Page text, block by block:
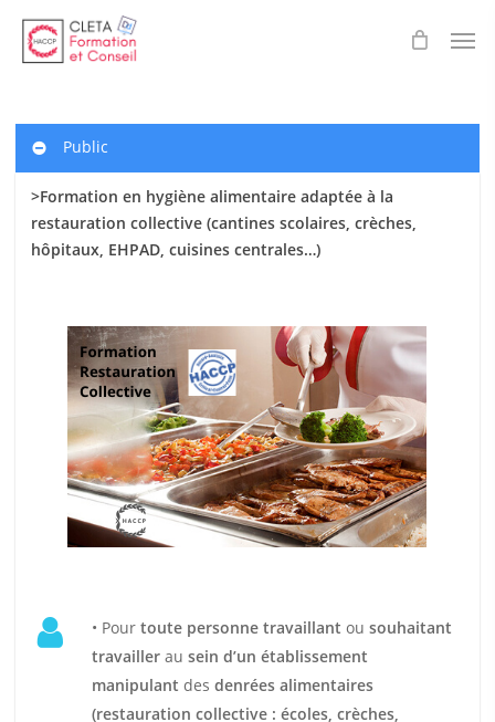
main
Public
>Formation en hygiène alimentaire adaptée à la
restauration collective (cantines scolaires, crèches,
hôpitaux, EHPAD, cuisines centrales…)
• Pour toute personne travaillant ou souhaitant
travailler au sein d’un établissement
manipulant des denrées alimentaires
(restauration collective : écoles, crèches,